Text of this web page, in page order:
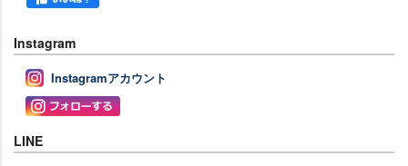
Instagram
Instagramアカウント
LINE